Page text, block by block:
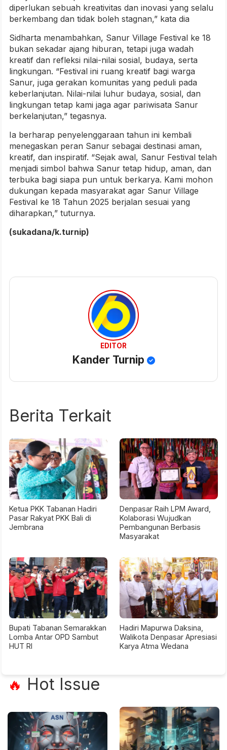
diperlukan sebuah kreativitas dan inovasi yang selalu
berkembang dan tidak boleh stagnan,” kata dia
Sidharta menambahkan, Sanur Village Festival ke 18
bukan sekadar ajang hiburan, tetapi juga wadah
kreatif dan refleksi nilai-nilai sosial, budaya, serta
lingkungan. “Festival ini ruang kreatif bagi warga
Sanur, juga gerakan komunitas yang peduli pada
keberlanjutan. Nilai-nilai luhur budaya, sosial, dan
lingkungan tetap kami jaga agar pariwisata Sanur
berkelanjutan,” tegasnya.
Ia berharap penyelenggaraan tahun ini kembali
menegaskan peran Sanur sebagai destinasi aman,
kreatif, dan inspiratif. “Sejak awal, Sanur Festival telah
menjadi simbol bahwa Sanur tetap hidup, aman, dan
terbuka bagi siapa pun untuk berkarya. Kami mohon
dukungan kepada masyarakat agar Sanur Village
Festival ke 18 Tahun 2025 berjalan sesuai yang
diharapkan,” tuturnya.
(sukadana/k.turnip)
EDITOR
Kander Turnip
Berita Terkait
Ketua PKK Tabanan Hadiri
Pasar Rakyat PKK Bali di
Jembrana
Denpasar Raih LPM Award,
Kolaborasi Wujudkan
Pembangunan Berbasis
Masyarakat
Bupati Tabanan Semarakkan
Lomba Antar OPD Sambut
HUT RI
Hadiri Mapurwa Daksina,
Walikota Denpasar Apresiasi
Karya Atma Wedana
🔥 Hot Issue